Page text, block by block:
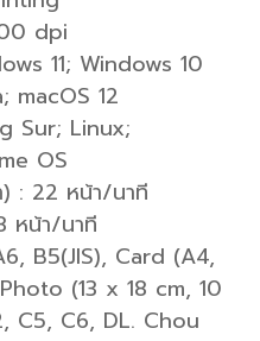
dpi
11; Windows 10
macOS 12
Sur; Linux;
OS
) : 22 หน้า/นาที
หน้า/นาที
B5(JIS), Card (A4,
(13 x 18 cm, 10
C5, C6, DL. Chou